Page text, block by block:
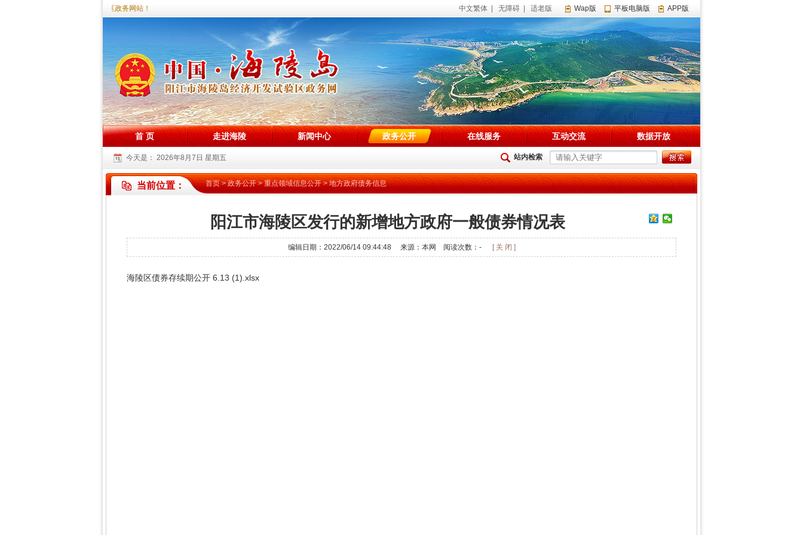
您好，欢迎访问海陵试验区政务网站！ 中文繁体 无障碍 适老版 Wap版 平板电脑版 APP版
首 页 走进海陵 新闻中心 政务公开 在线服务 互动交流 数据开放
今天是： 2026年8月7日 星期五 站内检索
当前位置： 首页>政务公开>重点领域信息公开>地方政府债务信息
阳江市海陵区发行的新增地方政府一般债券情况表
编辑日期：2022/06/14 09:44:48 来源：本网 阅读次数： - [ 关 闭 ]
海陵区债券存续期公开 6.13 (1).xlsx